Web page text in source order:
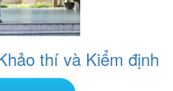
thí và Kiểm định